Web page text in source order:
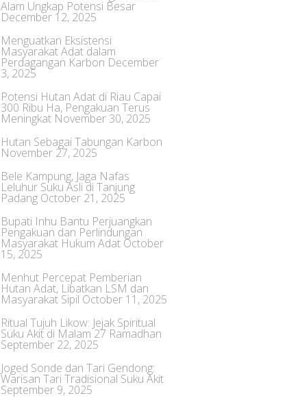
Alam Ungkap Potensi Besar
December 12, 2025
Menguatkan Eksistensi
Masyarakat Adat dalam
Perdagangan Karbon December
3, 2025
Potensi Hutan Adat di Riau Capai
300 Ribu Ha, Pengakuan Terus
Meningkat November 30, 2025
Hutan Sebagai Tabungan Karbon
November 27, 2025
Bele Kampung, Jaga Nafas
Leluhur Suku Asli di Tanjung
Padang October 21, 2025
Bupati Inhu Bantu Perjuangkan
Pengakuan dan Perlindungan
Masyarakat Hukum Adat October
15, 2025
Menhut Percepat Pemberian
Hutan Adat, Libatkan LSM dan
Masyarakat Sipil October 11, 2025
Ritual Tujuh Likow: Jejak Spiritual
Suku Akit di Malam 27 Ramadhan
September 22, 2025
Joged Sonde dan Tari Gendong:
Warisan Tari Tradisional Suku Akit
September 9, 2025